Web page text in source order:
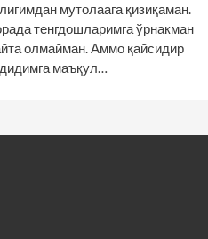
мутолаага қизиқаман.
тенгдошларимга ўрнакман
олмайман. Аммо қайсидир
маъқул…